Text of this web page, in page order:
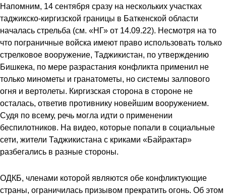
Напомним, 14 сентября сразу на нескольких участках
таджикско-киргизской границы в Баткенской области
началась стрельба (см. «НГ» от 14.09.22). Несмотря на то
что пограничные войска имеют право использовать только
стрелковое вооружение, Таджикистан, по утверждению
Бишкека, по мере разрастания конфликта применил не
только минометы и гранатометы, но системы залпового
огня и вертолеты. Киргизская сторона в стороне не
осталась, ответив противнику новейшим вооружением.
Судя по всему, речь могла идти о применении
беспилотников. На видео, которые попали в социальные
сети, жители Таджикистана с криками «Байрактар»
разбегались в разные стороны.
ОДКБ, членами которой являются обе конфликтующие
страны, ограничилась призывом прекратить огонь. Об этом